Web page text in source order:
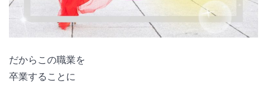
だからこの職業を
卒業することに